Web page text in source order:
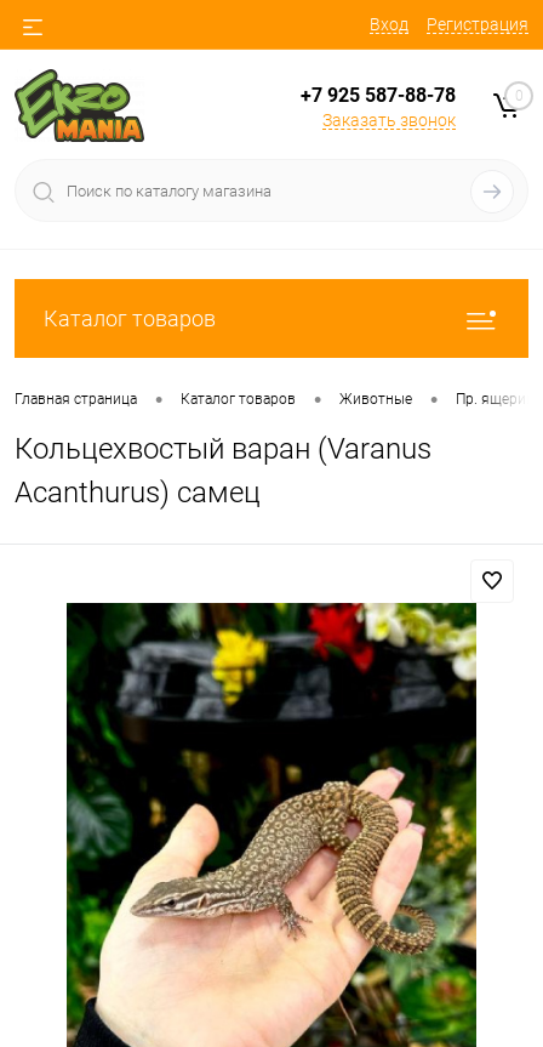
Вход Регистрация
+7 925 587-88-78
Заказать звонок
0
Каталог товаров
Главная страница • Каталог товаров • Животные • Пр.
Кольцехвостый варан (Varanus
Acanthurus) самец